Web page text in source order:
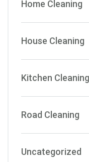
Home Cleaning
House Cleaning
Kitchen Cleaning
Road Cleaning
Uncategorized